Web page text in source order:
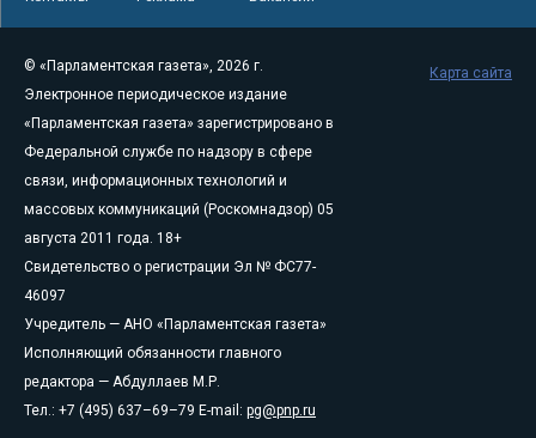
© «Парламентская газета», 2026 г.
Электронное периодическое издание
«Парламентская газета» зарегистрировано в
Федеральной службе по надзору в сфере
связи, информационных технологий и
массовых коммуникаций (Роскомнадзор) 05
августа 2011 года. 18+
Свидетельство о регистрации Эл № ФС77-
46097
Учредитель — АНО «Парламентская газета»
Исполняющий обязанности главного
редактора — Абдуллаев М.Р.
Тел.: +7 (495) 637–69–79 E-mail: pg@pnp.ru
Карта сайта